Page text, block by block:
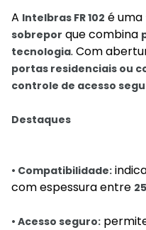
A Intelbras FR 102 é uma
sobrepor que combina
tecnologia. Com
portas residenciais ou
controle de acesso
Destaques
• Compatibilidade:
com espessura entre
• Acesso seguro: